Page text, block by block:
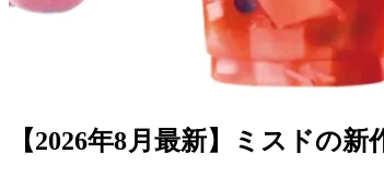
【2026年8月最新】ミスドの